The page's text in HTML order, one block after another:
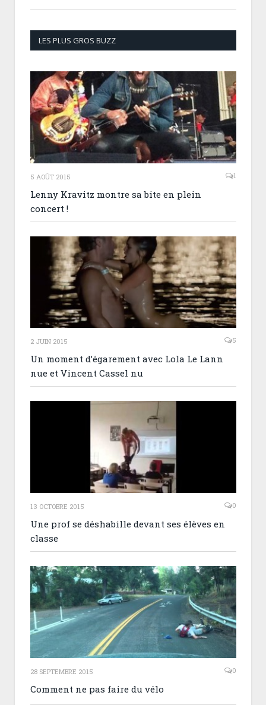
LES PLUS GROS BUZZ
5 AOÛT 2015 1
Lenny Kravitz montre sa bite en plein
concert !
2 JUIN 2015 5
Un moment d’égarement avec Lola Le Lann
nue et Vincent Cassel nu
13 OCTOBRE 2015 0
Une prof se déshabille devant ses élèves en
classe
28 SEPTEMBRE 2015 0
Comment ne pas faire du vélo